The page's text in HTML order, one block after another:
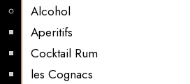
Alcohol
Aperitifs
Cocktail Rum
les Cognacs